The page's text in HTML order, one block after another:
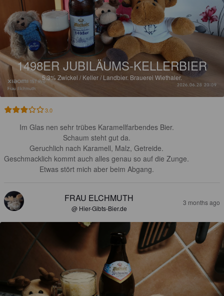
1498ER JUBILÄUMS-KELLERBIER
5.3%Zwickel / Keller / Landbier. Brauerei Wiethaler.
3.0
Im Glas nen sehr trübes Karamellfarbendes Bier.
Schaum steht gut da.
Geruchlich nach Karamell, Malz, Getreide.
Geschmacklich kommt auch alles genau so auf die Zunge.
Etwas stört mich aber beim Abgang.
FRAU ELCHMUTH
@ Hier-Gibts-Bier.de
3 months ago